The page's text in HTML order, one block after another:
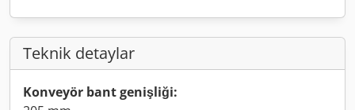
Teknik detaylar
Konveyör bant genişliği: